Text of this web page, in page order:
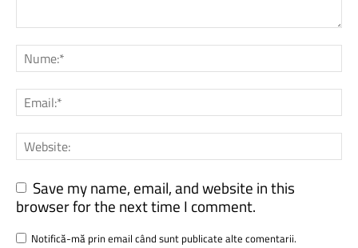
Save my name, email, and website in this
browser for the next time I comment.
Notifică-mă prin email când sunt publicate alte comentarii.